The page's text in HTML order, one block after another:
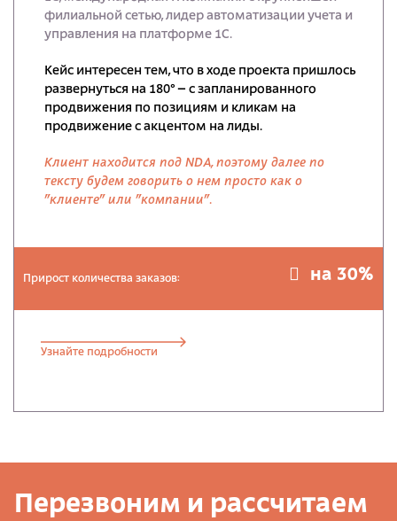
филиальной сетью, лидер автоматизации учета и
управления на платформе 1С.
Кейс интересен тем, что в ходе проекта пришлось
развернуться на 180° – с запланированного
продвижения по позициям и кликам на
продвижение с акцентом на лиды.
Клиент находится под NDA, поэтому далее по
тексту будем говорить о нем просто как о
"клиенте" или "компании".
Прирост количества заказов: на 30%
Узнайте подробности
Перезвоним и рассчитаем